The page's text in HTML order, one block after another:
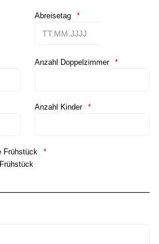
Abreisetag
Anzahl Doppelzimmer
Anzahl Kinder
Frühstück